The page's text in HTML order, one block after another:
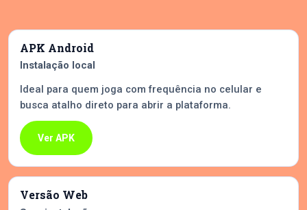
APK Android
Instalação local
Ideal para quem joga com frequência no celular e
busca atalho direto para abrir a plataforma.
Ver APK
Versão Web